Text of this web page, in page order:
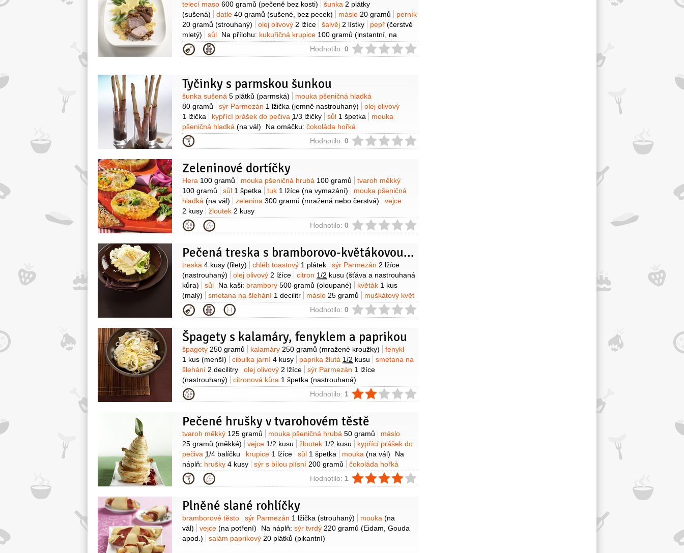
Suroviny
telecí maso 600 gramů (pečeně bez kosti) šunka 2 plátky
(sušená)
datle 40 gramů (sušené, bez pecek) máslo 20 gramů
perník
20 gramů (strouhaný) olej olivový 2 lžíce šalvěj 2 lístky pepř (čerstvě
mletý)
sůl Na přílohu: kukuřičná krupice 100 gramů (instantní, na
přípravu polenty)
40 gramů (strouhaný)
fazolky zelené
500 gramů
sůl Na omáčku: dýně200 gramů (dužnina bez
Kategorie Hodnotilo: 0
Tyčinky s parmskou šunkou
Suroviny
šunka sušená 5 plátků (parmská)
mouka pšeničná hladká
80 gramů
sýr Parmezán 1 lžička (jemně nastrouhaný)
olej olivový
1 lžička
kypřící prášek do pečiva 1/3 lžičky sůl 1 špetka
mouka
pšeničná hladká (na vál) Na omáčku: čokoláda hořká
60 gramů
víno červené0,8 decilitru
ocet
Balsamico1 lžíce med1 lžička
Kategorie Hodnotilo: 0
Zeleninové dortíčky
Suroviny
Hera 100 gramů mouka pšeničná hrubá 100 gramů
tvaroh měkký
100 gramů
sůl 1 špetka tuk 1 lžíce (na vymazání)
mouka pšeničná
hladká (na vál) zelenina 300 gramů (mražená nebo čerstvá)
vejce
2 kusy
žloutek 2 kusy
Kategorie Hodnotilo: 0
Pečená treska s bramborovo-květákovou kaší
Suroviny
treska 4 kusy (filety) chléb toastový 1 plátek sýr Parmezán 2 lžíce
(nastrouhaný)
olej olivový 2 lžíce citron 1/2 kusu (šťáva a nastrouhaná
kůra)
sůl Na kaši: brambory 500 gramů (oloupané) květák 1 kus
(malý)
smetana na šlehání 1 decilitr máslo 25 gramů
muškátový květ
1 špetka
pepř(čerstvě mletý)
Kategorie Hodnotilo: 0
Špagety s kalamáry, fenyklem a paprikou
Suroviny
špagety 250 gramů kalamáry 250 gramů (mražené kroužky)
fenykl
1 kus (menší) cibulka jarní 4 kusy paprika žlutá 1/2 kusu
smetana na
šlehání 2 decilitry olej olivový 2 lžíce sýr Parmezán 1 lžíce
(nastrouhaný)
citronová kůra 1 špetka (nastrouhaná)
Kategorie Hodnotilo: 1
Pečené hrušky v tvarohovém těstě
Suroviny
tvaroh měkký 125 gramů mouka pšeničná hrubá 50 gramů
máslo
25 gramů (měkké) vejce 1/2 kusu žloutek 1/2 kusu
kypřící prášek do
pečiva 1/4 balíčku krupice 1 lžíce sůl 1 špetka mouka (na vál)
Na
náplň: hrušky 4 kusy sýr s bílou plísní 200 gramů
čokoláda hořká
20 gramů
Na omáčku:
kompot brusinkový
100 gramů
víno červené1 decilitr cukr1 lžíce med1 lžíce
Kategorie Hodnotilo: 1
Plněné slané rohlíčky
Suroviny
bramborové těsto sýr Parmezán 1 lžička (strouhaný) mouka (na
vál)
vejce (na potření) Na náplň: sýr tvrdý 220 gramů (Eidam, Gouda
apod.)
salám paprikový 20 plátků (pikantní)